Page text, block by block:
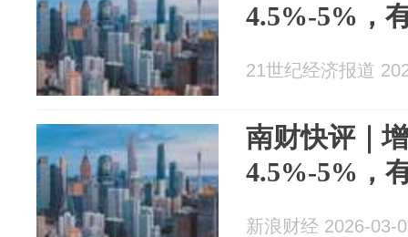
4.5%-5%，
21世纪经济报道
南财快评｜
4.5%-5%，
新浪财经 2026-03-